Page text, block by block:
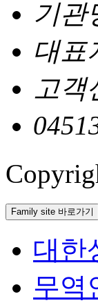
기관
대표
고객
Family site 바로가기
대한
무역